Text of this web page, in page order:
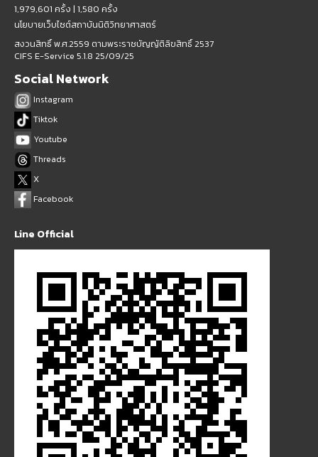
1,979,601 ครั้ง | 1,580 ครั้ง
นโยบายเว็บไซต์สถาบันนิติวิทยาศาสตร์
สงวนสิทธิ์ พ.ศ.2559 ตามพระราชบัญญัติลิขสิทธิ์ 2537
CIFS E-Service 5.1.8 25/09/25
Social Network
Instagram
Tiktok
Youtube
Threads
X
Facebook
Line Official